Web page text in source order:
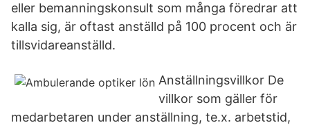
eller bemanningskonsult som många föredrar att
kalla sig, är oftast anställd på 100 procent och är
tillsvidareanställd.
Anställningsvillkor De
villkor som gäller för
medarbetaren under anställning, te.x. arbetstid,